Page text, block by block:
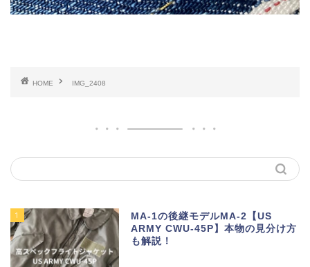
HOME IMG_2408
1
MA-1の後継モデルMA-2【US
ARMY CWU-45P】本物の見分け方
も解説！